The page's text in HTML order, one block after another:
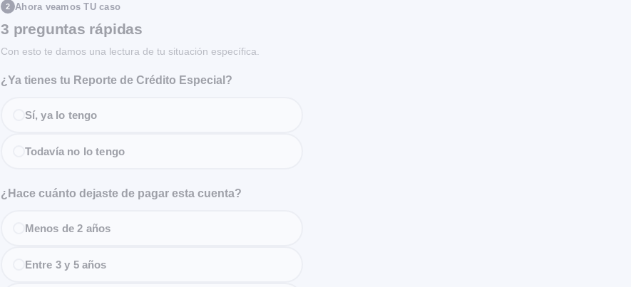
2 Ahora veamos TU caso
3 preguntas rápidas
Con esto te damos una lectura de tu situación específica.
¿Ya tienes tu Reporte de Crédito Especial?
Sí, ya lo tengo
Todavía no lo tengo
¿Hace cuánto dejaste de pagar esta cuenta?
Menos de 2 años
Entre 3 y 5 años